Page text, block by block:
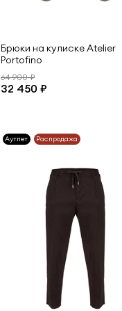
Брюки на кулиске Atelier
Portofino
64 900 ₽
32 450 ₽
Аутлет Распродажа